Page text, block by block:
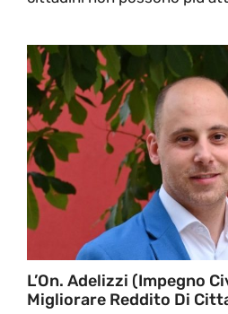
L’On. Adelizzi (Impegno
Migliorare Reddito Di